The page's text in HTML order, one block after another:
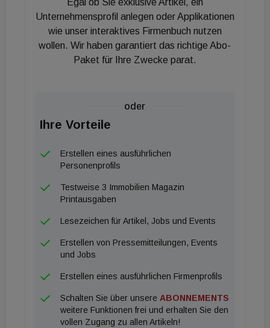
schnell nichts ändern.“
Auch im Städtevergleich liegt Israel mit seinen
Immobilienpreisen vorne: Tel Aviv ist mit 14.740
Euro pro Quadratmeter die teuerste Stadt im
Quadratmeter – und damit mehr als das Dreifache
vom Landesdurchschnitt. Auf Platz 3 folgt München
mit 11.400 Euro pro Quadratmeter.
Wien hingegen bleibt eine der erschwinglicheren
europäischen Städte für Wohnungseigentum. Die
Hauptstadt liegt mit einem Quadratmeterpreis von
Österreichschnitt. Besonders günstig kauft es sich
Landeshauptstadt liegt mit 3.705 Euro rund 25
Prozent unter den durchschnittlichen
Immobilienpreisen.
Egal ob Sie exklusive Artikel, ein
Unternehmensprofil anlegen oder Applikationen
wie unser interaktives Firmenbuch nutzen
wollen. Wir haben garantiert das richtige Abo-
Paket für Ihre Zwecke parat.
oder
Ihre Vorteile
Erstellen eines ausführlichen
Personenprofils
Testweise 3 Immobilien Magazin
Printausgaben
Lesezeichen für Artikel, Jobs und Events
Erstellen von Pressemitteilungen, Events
und Jobs
Erstellen eines ausführlichen Firmenprofils
Schalten Sie über unsere ABONNEMENTS
weitere Funktionen frei und erhalten Sie den
vollen Zugang zu allen Artikeln!